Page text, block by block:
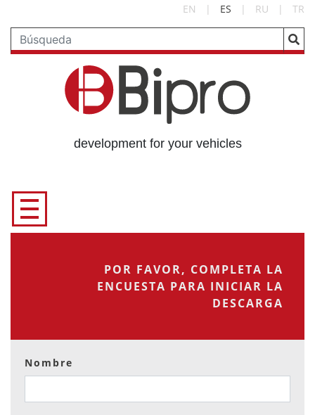
EN | ES | RU | TR
development for your vehicles
POR FAVOR, COMPLETA LA
ENCUESTA PARA INICIAR LA
DESCARGA
Nombre